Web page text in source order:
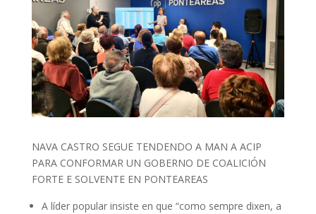
NAVA CASTRO SEGUE TENDENDO A MAN A ACIP
PARA CONFORMAR UN GOBERNO DE COALICIÓN
FORTE E SOLVENTE EN PONTEAREAS
A líder popular insiste en que “como sempre dixen, a